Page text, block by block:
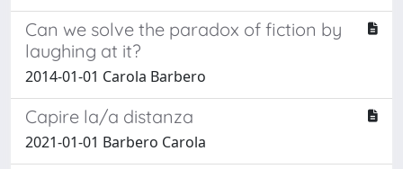
Can we solve the paradox of fiction by
laughing at it?
2014-01-01 Carola Barbero
Capire la/a distanza
2021-01-01 Barbero Carola